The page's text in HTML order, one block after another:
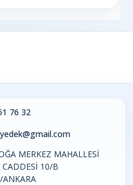
76 32
MERKEZ MAHALLESİ
CADDESİ 10/B
ANKARA